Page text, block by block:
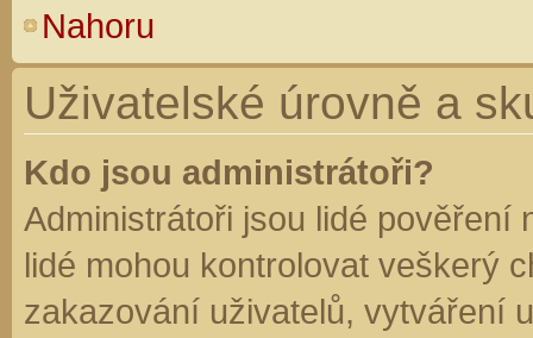
Nahoru
Uživatelské úrovně a
Kdo jsou administrátoři?
Administrátoři jsou lidé pověření
lidé mohou kontrolovat veškerý
zakazování uživatelů, vytváření